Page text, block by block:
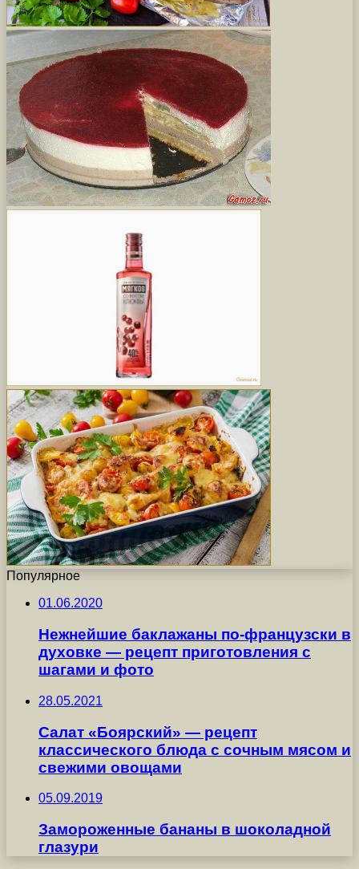
Популярное
01.06.2020
Нежнейшие баклажаны по-французски в
духовке — рецепт приготовления с
шагами и фото
28.05.2021
Салат «Боярский» — рецепт
классического блюда с сочным мясом и
свежими овощами
05.09.2019
Замороженные бананы в шоколадной
глазури